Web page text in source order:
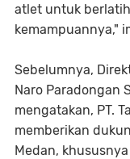
atlet untuk
kemampuannya,"
Sebelumnya,
Naro Paradongan
mengatakan, PT.
memberikan
Medan,